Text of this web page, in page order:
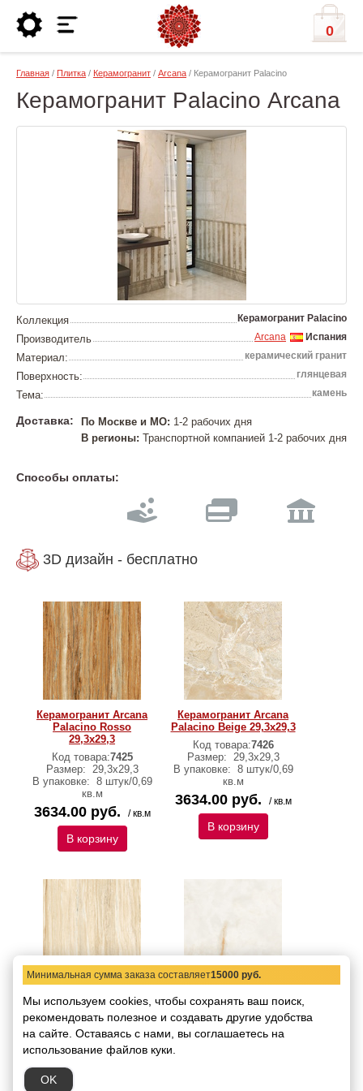
0
Главная / Плитка / Керамогранит / Arcana / Керамогранит Palacino
Керамогранит Palacino Arcana
Коллекция Керамогранит Palacino
Производитель Испания
Arcana
Материал: керамический гранит
Поверхность: глянцевая
Тема: камень
Доставка: По Москве и МО: 1-2 рабочих дня
В регионы: Транспортной компанией 1-2 рабочих дня
Способы оплаты:
3D дизайн - бесплатно
Керамогранит Arcana
Palacino Rosso
29,3x29,3
Код товара:7425
Размер: 29,3x29,3
В упаковке: 8 штук/0,69
кв.м
3634.00 руб. / кв.м
В корзину
Керамогранит Arcana
Palacino Beige 29,3x29,3
Код товара:7426
Размер: 29,3x29,3
В упаковке: 8 штук/0,69
кв.м
3634.00 руб. / кв.м
В корзину
Palacino Crema
29,3x29,3
Код товара:7424
Размер:29,3x29,3
8 штук/0,69
Palacino Ducale
29,3x29,3
Код товара:7423
Минимальная сумма заказа составляет15000 руб.
Мы используем cookies, чтобы сохранять ваш поиск,
рекомендовать полезное и создавать другие удобства
на сайте. Оставаясь с нами, вы соглашаетесь на
использование файлов куки.
OK